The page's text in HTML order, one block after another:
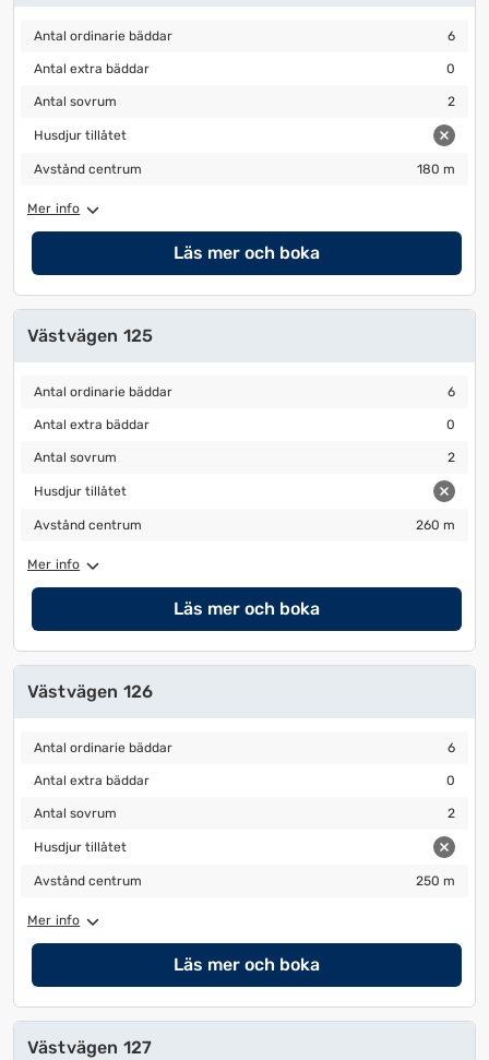
Antal ordinarie bäddar
Antal ordinarie bäddar 6
Antal extra bäddar
Antal extra bäddar 0
Antal sovrum
Antal sovrum 2
Husdjur tillåtet
Husdjur tillåtet
Avstånd centrum
Avstånd centrum 180 m
Mer info
Läs mer och boka
Västvägen 125
Antal ordinarie bäddar
Antal ordinarie bäddar 6
Antal extra bäddar
Antal extra bäddar 0
Antal sovrum
Antal sovrum 2
Husdjur tillåtet
Husdjur tillåtet
Avstånd centrum
Avstånd centrum 260 m
Mer info
Läs mer och boka
Västvägen 126
Antal ordinarie bäddar
Antal ordinarie bäddar 6
Antal extra bäddar
Antal extra bäddar 0
Antal sovrum
Antal sovrum 2
Husdjur tillåtet
Husdjur tillåtet
Avstånd centrum
Avstånd centrum 250 m
Mer info
Läs mer och boka
Västvägen 127